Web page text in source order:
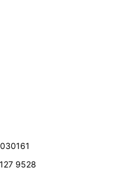
9528